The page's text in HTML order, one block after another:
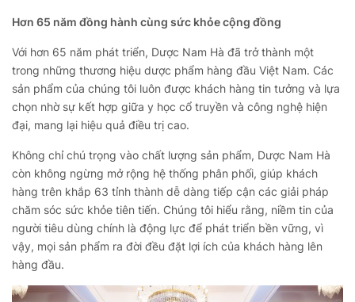
Hơn 65 năm đồng hành cùng sức khỏe cộng đồng
Với hơn 65 năm phát triển, Dược Nam Hà đã trở thành một
trong những thương hiệu dược phẩm hàng đầu Việt Nam. Các
sản phẩm của chúng tôi luôn được khách hàng tin tưởng và lựa
chọn nhờ sự kết hợp giữa y học cổ truyền và công nghệ hiện
đại, mang lại hiệu quả điều trị cao.
Không chỉ chú trọng vào chất lượng sản phẩm, Dược Nam Hà
còn không ngừng mở rộng hệ thống phân phối, giúp khách
hàng trên khắp 63 tỉnh thành dễ dàng tiếp cận các giải pháp
chăm sóc sức khỏe tiên tiến. Chúng tôi hiểu rằng, niềm tin của
người tiêu dùng chính là động lực để phát triển bền vững, vì
vậy, mọi sản phẩm ra đời đều đặt lợi ích của khách hàng lên
hàng đầu.